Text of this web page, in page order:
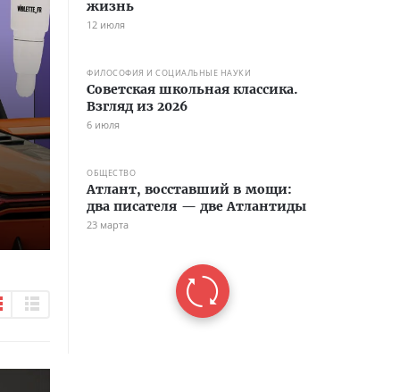
жизнь
12 июля
ФИЛОСОФИЯ И СОЦИАЛЬНЫЕ НАУКИ
Советская школьная классика.
Взгляд из 2026
6 июля
ОБЩЕСТВО
Атлант, восставший в мощи:
два писателя — две Атлантиды
23 марта